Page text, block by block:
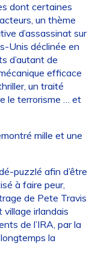
dont certaines
un thème
d’assassinat sur
Unis déclinée en
d’autant de
efficace
un traité
le terrorisme … et
mille et une
puzzlé afin d’être
à faire peur,
de Pete Travis
village irlandais
de l’IRA, par la
la